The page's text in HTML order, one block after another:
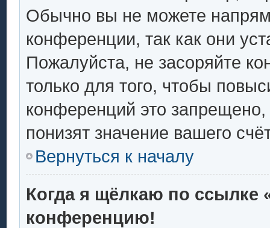
Обычно вы не можете
конференции, так как они
Пожалуйста, не засоряйте
только для того, чтобы
конференций это
понизят значение вашего
Вернуться к началу
Когда я щёлкаю по ссылке
конференцию!